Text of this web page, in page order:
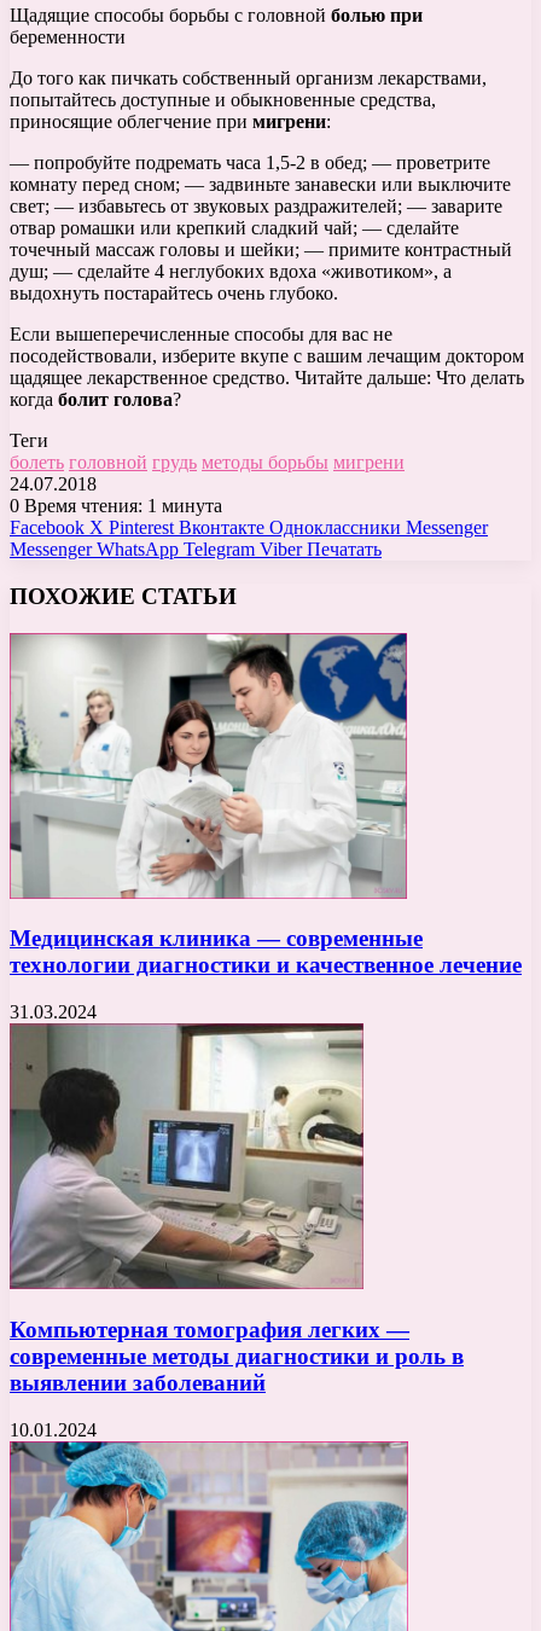
Щадящие способы борьбы с головной болью при
беременности
До того как пичкать собственный организм лекарствами,
попытайтесь доступные и обыкновенные средства,
приносящие облегчение при мигрени:
— попробуйте подремать часа 1,5-2 в обед; — проветрите
комнату перед сном; — задвиньте занавески или выключите
свет; — избавьтесь от звуковых раздражителей; — заварите
отвар ромашки или крепкий сладкий чай; — сделайте
точечный массаж головы и шейки; — примите контрастный
душ; — сделайте 4 неглубоких вдоха «животиком», а
выдохнуть постарайтесь очень глубоко.
Если вышеперечисленные способы для вас не
посодействовали, изберите вкупе с вашим лечащим доктором
щадящее лекарственное средство. Читайте дальше: Что делать
когда болит голова?
Теги
болеть головной грудь методы борьбы мигрени
24.07.2018
0 Время чтения: 1 минута
Facebook X Pinterest Вконтакте Одноклассники Messenger
Messenger WhatsApp Telegram Viber Печатать
ПОХОЖИЕ СТАТЬИ
Медицинская клиника — современные
технологии диагностики и качественное лечение
31.03.2024
Компьютерная томография легких —
современные методы диагностики и роль в
выявлении заболеваний
10.01.2024